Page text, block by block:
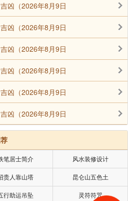
活方式给人们的身体带来了
”：水果病、冰箱病、电视电
特点：卧则回血，坐立向外供
，其实23点就是新的一天
，这是我们犯的误识。23点
伤胆气，全身脏腑功能下降，
人体机能大大降低，易患各
、精神分裂症、强迫症、躁动
，胆汁更替不利，过浓而结晶
如果把胆给摘了，一摘就胆怯
凶（2026年8月9日
凶（2026年8月9日
凶（2026年8月9日
凶（2026年8月9日
凶（2026年8月9日
凶（2026年8月9日
笔居士简介 风水装修设计
贵人靠山塔 昆仑山五色土
行助运吊坠 灵符符咒